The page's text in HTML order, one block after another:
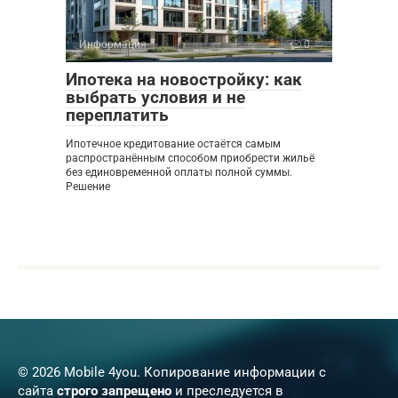
Информация 0
Ипотека на новостройку: как
выбрать условия и не
переплатить
Ипотечное кредитование остаётся самым
распространённым способом приобрести жильё
без единовременной оплаты полной суммы.
Решение
© 2026 Mobile 4you. Копирование информации с
сайта строго запрещено и преследуется в